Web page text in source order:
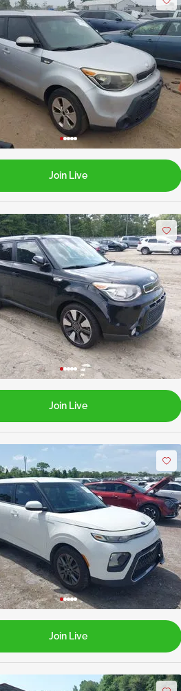
Join Live
Join Live
Join Live